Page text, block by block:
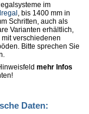
im
, bis 1400 mm in
Schritten, auch als
Varianten erhältlich,
mit verschiedenen
Bitte sprechen Sie
mehr Infos
Daten: